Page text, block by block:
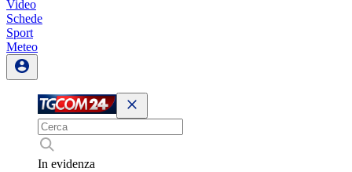
Video
Schede
Sport
Meteo
In evidenza